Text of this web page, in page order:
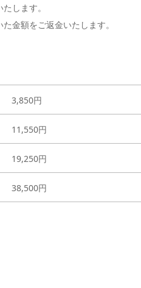
します。
金額をご返金いたします。
3,850円
11,550円
19,250円
38,500円